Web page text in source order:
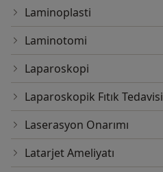
Laminoplasti
Laminotomi
Laparoskopi
Laparoskopik Fıtık Tedavisi
Laserasyon Onarımı
Latarjet Ameliyatı